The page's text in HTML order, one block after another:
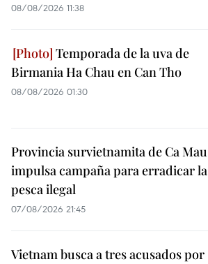
08/08/2026 11:38
Temporada de la uva de
Birmania Ha Chau en Can Tho
08/08/2026 01:30
Provincia survietnamita de Ca Mau
impulsa campaña para erradicar la
pesca ilegal
07/08/2026 21:45
Vietnam busca a tres acusados por